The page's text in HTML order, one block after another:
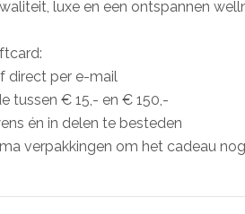
luxe en een ontspannen
direct per e-mail
tussen € 15,- en € 150,-
én in delen te besteden
verpakkingen om het cadeau